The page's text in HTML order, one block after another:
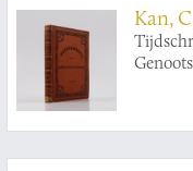
Kan,